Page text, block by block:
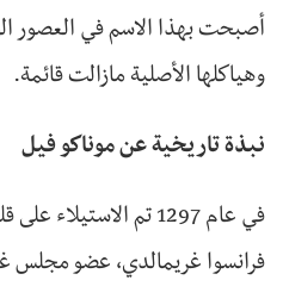
أصبحت بهذا الاسم في العصور
وهياكلها الأصلية مازالت قائمة.
نبذة تاريخية عن موناكو فيل
في عام 1297 تم
فرانسوا غريمالدي، عضو مجلس